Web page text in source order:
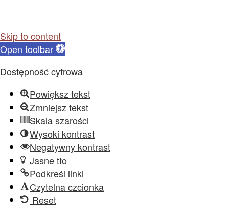
Skip to content
Open toolbar
Dostępność cyfrowa
Powiększ tekst
Zmniejsz tekst
Skala szarości
Wysoki kontrast
Negatywny kontrast
Jasne tło
Podkreśl linki
Czytelna czcionka
Reset